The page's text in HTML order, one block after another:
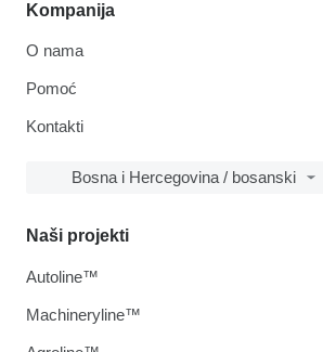
Kompanija
O nama
Pomoć
Kontakti
Bosna i Hercegovina / bosanski
Naši projekti
Autoline™
Machineryline™